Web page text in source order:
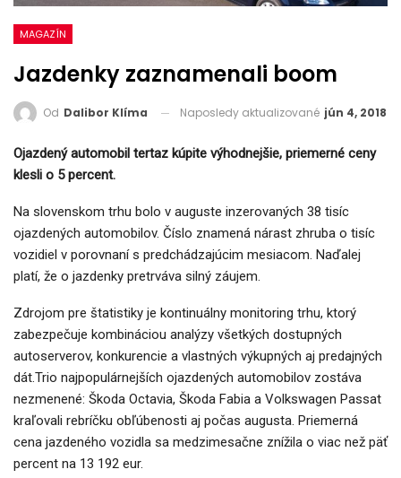
MAGAZÍN
Jazdenky zaznamenali boom
Od Dalibor Klíma Naposledy aktualizované jún 4, 2018
Ojazdený automobil tertaz kúpite výhodnejšie, priemerné ceny
klesli o 5 percent.
Na slovenskom trhu bolo v auguste inzerovaných 38 tisíc
ojazdených automobilov. Číslo znamená nárast zhruba o tisíc
vozidiel v porovnaní s predchádzajúcim mesiacom. Naďalej
platí, že o jazdenky pretrváva silný záujem.
Zdrojom pre štatistiky je kontinuálny monitoring trhu, ktorý
zabezpečuje kombináciou analýzy všetkých dostupných
autoserverov, konkurencie a vlastných výkupných aj predajných
dát.Trio najpopulárnejších ojazdených automobilov zostáva
nezmenené: Škoda Octavia, Škoda Fabia a Volkswagen Passat
kraľovali rebríčku obľúbenosti aj počas augusta. Priemerná
cena jazdeného vozidla sa medzimesačne znížila o viac než päť
percent na 13 192 eur.